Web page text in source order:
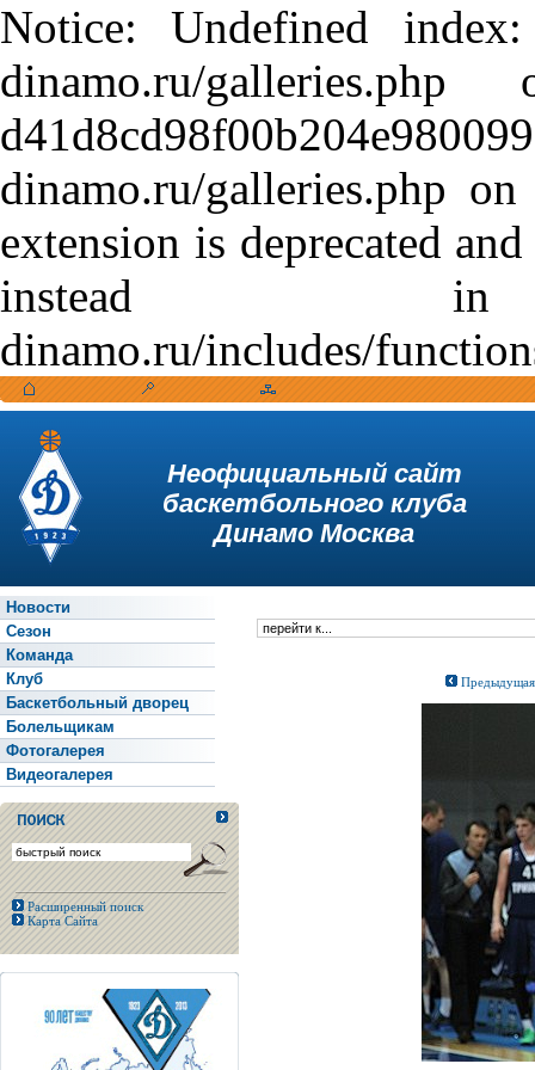
Notice: Undefined
dinamo.ru/
dinamo.ru/galleries.php
extension is deprecated
instead in /var/
dinamo.ru/includes/
Неофициальный сайт
баскетбольного клуба
Динамо Москва
Новости
Сезон
Команда
Клуб
Баскетбольный дворец
Болельщикам
Фотогалерея
Видеогалерея
Расширенный поиск
Карта Сайта
Предыдущая